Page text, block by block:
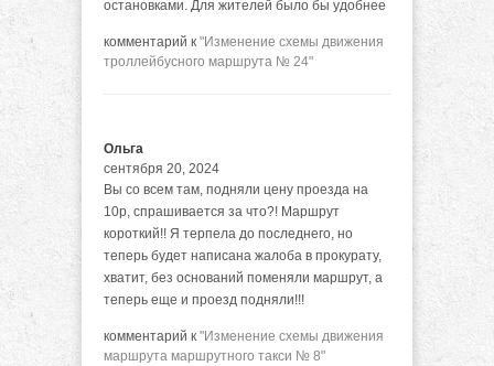
остановками. Для жителей было бы удобнее
комментарий к "Изменение схемы движения
троллейбусного маршрута № 24"
Ольга
сентября 20, 2024
Вы со всем там, подняли цену проезда на
10р, спрашивается за что?! Маршрут
короткий!! Я терпела до последнего, но
теперь будет написана жалоба в прокурату,
хватит, без оснований поменяли маршрут, а
теперь еще и проезд подняли!!!
комментарий к "Изменение схемы движения
маршрута маршрутного такси № 8"